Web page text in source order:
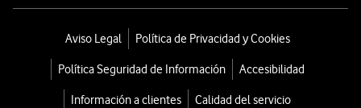
Aviso Legal Política de Privacidad y Cookies
Política Seguridad de Información Accesibilidad
Información a clientes Calidad del servicio